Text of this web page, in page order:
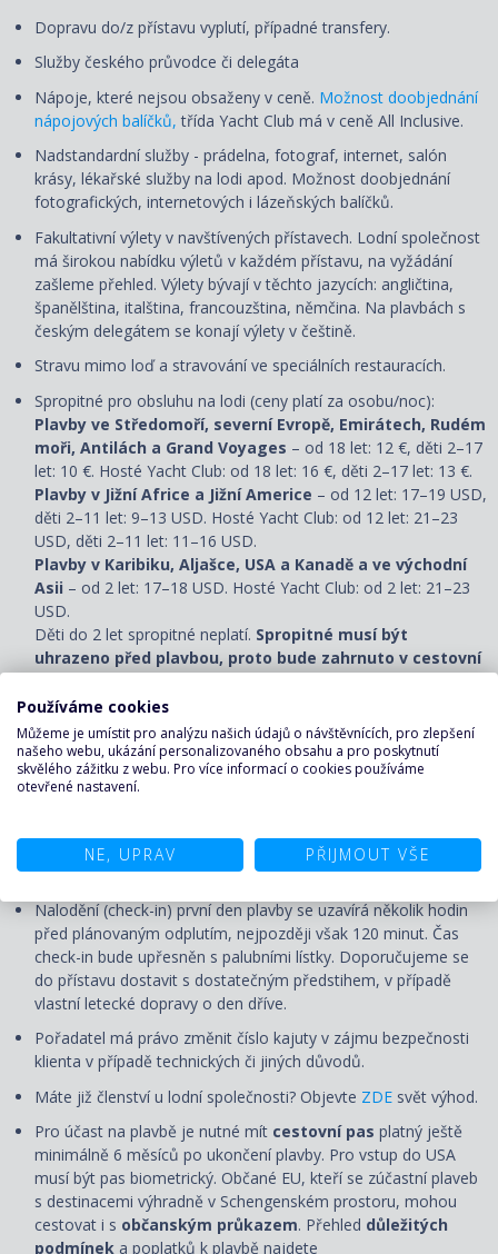
Dopravu do/z přístavu vyplutí, případné transfery.
Služby českého průvodce či delegáta
Nápoje, které nejsou obsaženy v ceně. Možnost doobjednání
nápojových balíčků, třída Yacht Club má v ceně All Inclusive.
Nadstandardní služby - prádelna, fotograf, internet, salón
krásy, lékařské služby na lodi apod. Možnost doobjednání
fotografických, internetových i lázeňských balíčků.
Fakultativní výlety v navštívených přístavech. Lodní společnost
má širokou nabídku výletů v každém přístavu, na vyžádání
zašleme přehled. Výlety bývají v těchto jazycích: angličtina,
španělština, italština, francouzština, němčina. Na plavbách s
českým delegátem se konají výlety v češtině.
Stravu mimo loď a stravování ve speciálních restauracích.
Spropitné pro obsluhu na lodi (ceny platí za osobu/noc):
Plavby ve Středomoří, severní Evropě, Emirátech, Rudém
moři, Antilách a Grand Voyages – od 18 let: 12 €, děti 2–17
let: 10 €. Hosté Yacht Club: od 18 let: 16 €, děti 2–17 let: 13 €.
Plavby v Jižní Africe a Jižní Americe – od 12 let: 17–19 USD,
děti 2–11 let: 9–13 USD. Hosté Yacht Club: od 12 let: 21–23
USD, děti 2–11 let: 11–16 USD.
Plavby v Karibiku, Aljašce, USA a Kanadě a ve východní
Asii – od 2 let: 17–18 USD. Hosté Yacht Club: od 2 let: 21–23
USD.
Děti do 2 let spropitné neplatí. Spropitné musí být
uhrazeno před plavbou, proto bude zahrnuto v cestovní
Cestovní pojištění a pojištění storna. Na vyžádání zajistíme.
Vízum (pokud je vyžadováno).
UPOZORNĚNÍ
Ceny jsou pohyblivé a uvedená cena je pouze orientační.
Aktuální cena bude určena v okamžiku nezávazné rezervace.
Nalodění (check-in) první den plavby se uzavírá několik hodin
před plánovaným odplutím, nejpozději však 120 minut. Čas
check-in bude upřesněn s palubními lístky. Doporučujeme se
do přístavu dostavit s dostatečným předstihem, v případě
vlastní letecké dopravy o den dříve.
Pořadatel má právo změnit číslo kajuty v zájmu bezpečnosti
klienta v případě technických či jiných důvodů.
Máte již členství u lodní společnosti? Objevte ZDE svět výhod.
Pro účast na plavbě je nutné mít cestovní pas platný ještě
minimálně 6 měsíců po ukončení plavby. Pro vstup do USA
musí být pas biometrický. Občané EU, kteří se zúčastní plaveb
s destinacemi výhradně v Schengenském prostoru, mohou
cestovat i s občanským průkazem. Přehled důležitých
podmínek a poplatků k plavbě najdete
Používáme cookies
Můžeme je umístit pro analýzu našich údajů o návštěvnících, pro zlepšení
našeho webu, ukázání personalizovaného obsahu a pro poskytnutí
skvělého zážitku z webu. Pro více informací o cookies používáme
otevřené nastavení.
NE, UPRAV PŘIJMOUT VŠE